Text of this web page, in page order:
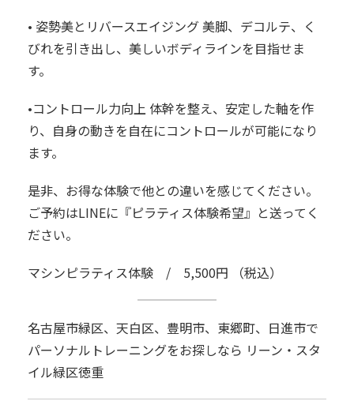
• 姿勢美とリバースエイジング 美脚、デコルテ、く
びれを引き出し、美しいボディラインを目指せま
す。
•コントロール力向上 体幹を整え、安定した軸を作
り、自身の動きを自在にコントロールが可能になり
ます。
是非、お得な体験で他との違いを感じてください。
ご予約はLINEに『ピラティス体験希望』と送ってく
ださい。
マシンピラティス体験 / 5,500円 （税込）
名古屋市緑区、天白区、豊明市、東郷町、日進市で
パーソナルトレーニングをお探しなら リーン・スタ
イル緑区徳重